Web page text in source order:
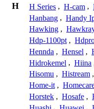
H H Series , H-cam ,
Hanbang , Handy
Hawking ,
Hdp-1100pt ,
Hennda , Hensel ,
Hidrokemel , Hiina
Hisomu , Histream ,
Home-it ,
Horstek , Hosafe ,